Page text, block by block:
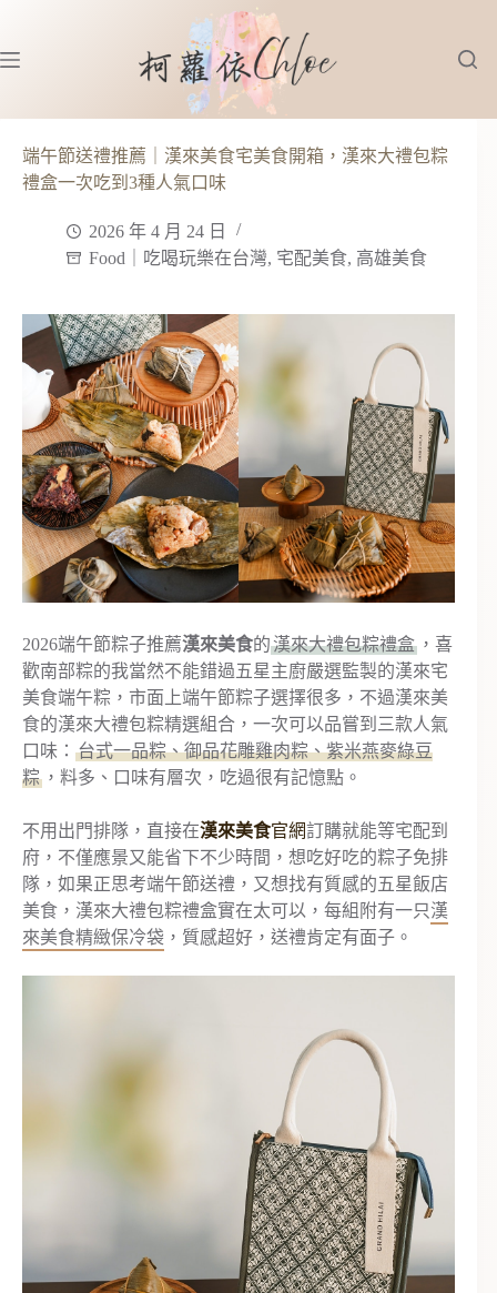
主
內
端午節送禮推薦｜漢來美食宅美食開箱，漢來大禮包粽
禮盒一次吃到3種人氣口味
2026 年 4 月 24 日
Food｜吃喝玩樂在台灣, 宅配美食, 高雄美食
2026端午節粽子推薦漢來美食的漢來大禮包粽禮盒 ，喜
歡南部粽的我當然不能錯過五星主廚嚴選監製的漢來宅
美食端午粽，市面上端午節粽子選擇很多，不過漢來美
食的漢來大禮包粽精選組合，一次可以品嘗到三款人氣
口味： 台式一品粽、御品花雕雞肉粽、紫米燕麥綠豆
粽 ，料多、口味有層次，吃過很有記憶點。
不用出門排隊，直接在漢來美食官網訂購就能等宅配到
府，不僅應景又能省下不少時間，想吃好吃的粽子免排
隊，如果正思考端午節送禮，又想找有質感的五星飯店
美食，漢來大禮包粽禮盒實在太可以，每組附有一只漢
來美食精緻保冷袋 ，質感超好，送禮肯定有面子。